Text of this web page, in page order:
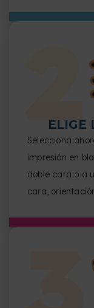
ELIGE
Selecciona
impresión en
doble cara o a
cara,